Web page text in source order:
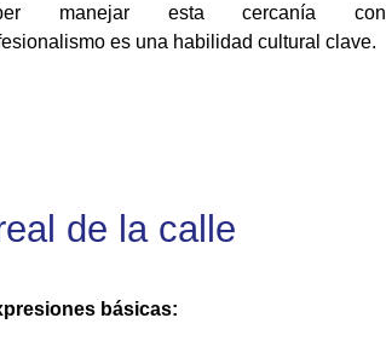
manejar esta cercanía con
es una habilidad cultural clave.
de la calle
básicas: